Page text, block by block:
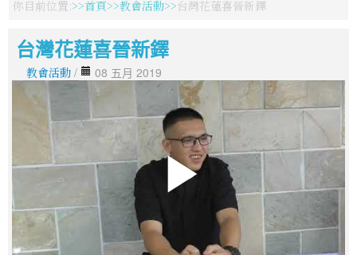
你目前位置: 首頁 教會活動 台灣花蓮喜晉新鐸
台灣花蓮喜晉新鐸
教會活動 / 08 五月 2019